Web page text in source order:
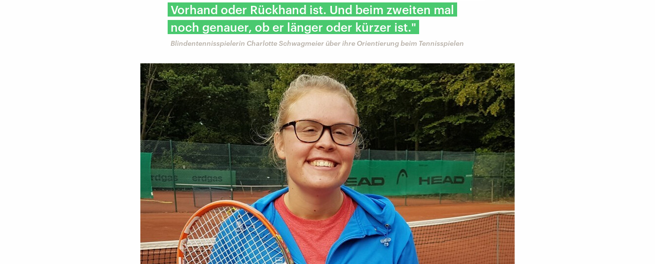
Vorhand oder Rückhand ist. Und beim zweiten mal
noch genauer, ob er länger oder kürzer ist."
Blindentennisspielerin Charlotte Schwagmeier über ihre Orientierung beim Tennisspielen